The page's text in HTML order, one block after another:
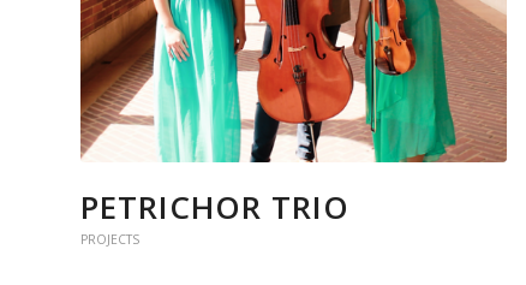
PETRICHOR TRIO
PROJECTS